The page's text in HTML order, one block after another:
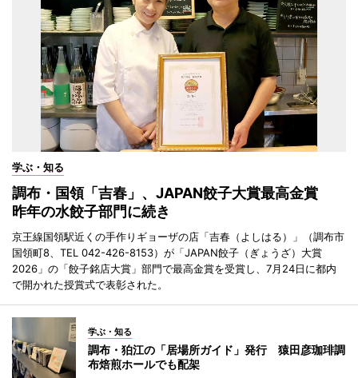
学ぶ・知る
調布・国領「吉春」、JAPAN餃子大賞最高金賞
昨年の水餃子部門に続き
京王線国領駅近くの手作りギョーザの店「吉春（よしはる）」（調布市
国領町8、TEL 042-426-8153）が「JAPAN餃子（ぎょうざ）大賞
2026」の「餃子銘店大賞」部門で最高金賞を受賞し、7月24日に都内
で開かれた授賞式で表彰された。
学ぶ・知る
調布・狛江の「居場所ガイド」発行 猿田彦珈琲調
布焙煎ホールでも配架